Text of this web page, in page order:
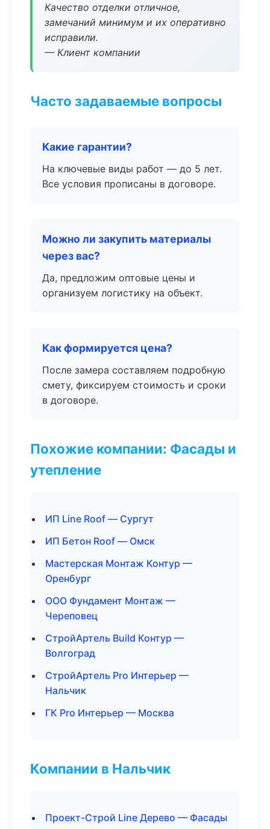
Качество отделки отличное,
замечаний минимум и их оперативно
исправили.
— Клиент компании
Часто задаваемые вопросы
Какие гарантии?
На ключевые виды работ — до 5 лет.
Все условия прописаны в договоре.
Можно ли закупить материалы
через вас?
Да, предложим оптовые цены и
организуем логистику на объект.
Как формируется цена?
После замера составляем подробную
смету, фиксируем стоимость и сроки
в договоре.
Похожие компании: Фасады и
утепление
ИП Line Roof — Сургут
ИП Бетон Roof — Омск
Мастерская Монтаж Контур —
Оренбург
ООО Фундамент Монтаж —
Череповец
СтройАртель Build Контур —
Волгоград
СтройАртель Pro Интерьер —
Нальчик
ГК Pro Интерьер — Москва
Компании в Нальчик
Проект-Строй Line Дерево — Фасады